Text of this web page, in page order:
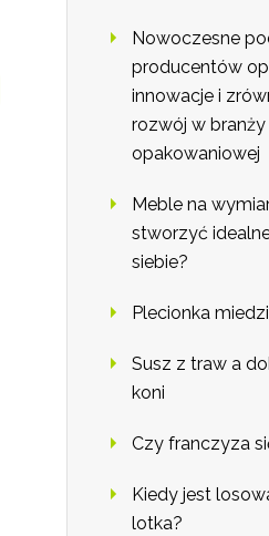
Nowoczesne
producentów
innowacje i
rozwój w branży
opakowaniowej
Meble na
stworzyć
siebie?
Plecionka
Susz z traw a
koni
Czy franczyza
Kiedy jest
lotka?